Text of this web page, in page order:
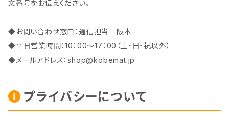
文番号をお伝えください。
◆お問い合わせ窓口：通信担当 阪本
◆平日営業時間：10：00～17：00（土・日・祝以外）
◆メールアドレス：shop@kobemat.jp
プライバシーについて